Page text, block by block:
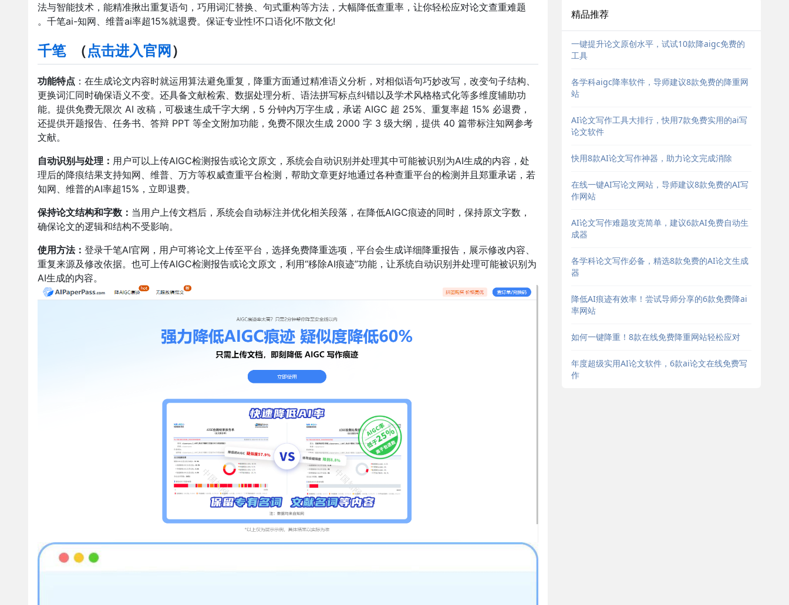
法与智能技术，能精准揪出重复语句，巧用词汇替换、句式重构等方法，大幅降低查重率，让你轻松应对论文查重难题
。千笔ai-知网、维普ai率超15%就退费。保证专业性!不口语化!不散文化!
千笔（点击进入官网 ）
功能特点 ：在生成论文内容时就运用算法避免重复，降重方面通过精准语义分析，对相似语句巧妙改写，改变句子结构、
更换词汇同时确保语义不变。还具备文献检索、数据处理分析、语法拼写标点纠错以及学术风格格式化等多维度辅助功
能。提供免费无限次 AI 改稿，可极速生成千字大纲，5 分钟内万字生成，承诺 AIGC 超 25%、重复率超 15% 必退费，
还提供开题报告、任务书、答辩 PPT 等全文附加功能，免费不限次生成 2000 字 3 级大纲，提供 40 篇带标注知网参考
文献。
自动识别与处理： 用户可以上传AIGC检测报告或论文原文，系统会自动识别并处理其中可能被识别为AI生成的内容，处
理后的降痕结果支持知网、维普、万方等权威查重平台检测，帮助文章更好地通过各种查重平台的检测并且郑重承诺，若
知网、维普的AI率超15%，立即退费。
保持论文结构和字数： 当用户上传文档后，系统会自动标注并优化相关段落，在降低AIGC痕迹的同时，保持原文字数，
确保论文的逻辑和结构不受影响。
使用方法： 登录千笔AI官网， 用户可将论文上传至平台，选择免费降重选项，平台会生成详细降重报告，展示修改内容、
重复来源及修改依据。也可上传AIGC检测报告或论文原文，利用“移除AI痕迹”功能，让系统自动识别并处理可能被识别为
AI生成的内容。
精品推荐
一键提升论文原创水平，试试10款降aigc免费的
工具
各学科aigc降率软件，导师建议8款免费的降重网
站
AI论文写作工具大排行，快用7款免费实用的ai写
论文软件
快用8款AI论文写作神器，助力论文完成消除
在线一键AI写论文网站，导师建议8款免费的AI写
作网站
AI论文写作难题攻克简单，建议6款AI免费自动生
成器
各学科论文写作必备，精选8款免费的AI论文生成
器
降低AI痕迹有效率！尝试导师分享的6款免费降ai
率网站
如何一键降重！8款在线免费降重网站轻松应对
年度超级实用AI论文软件，6款ai论文在线免费写
作